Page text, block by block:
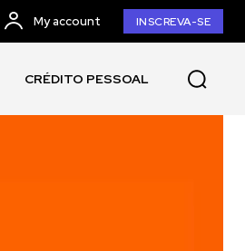
My account INSCREVA-SE
CRÉDITO PESSOAL